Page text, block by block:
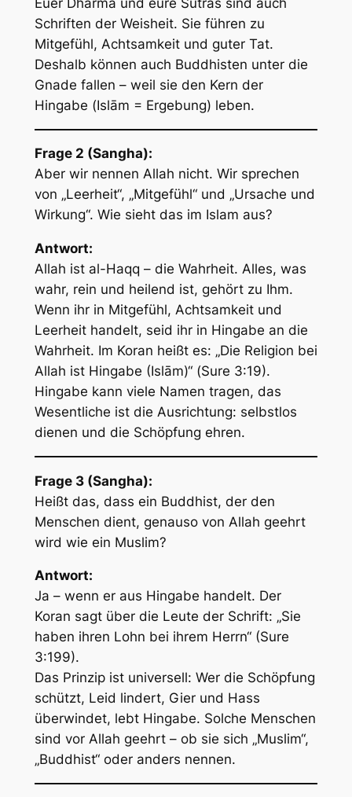
Schriften der Weisheit. Sie führen zu
Mitgefühl, Achtsamkeit und guter Tat.
Deshalb können auch Buddhisten unter die
Gnade fallen – weil sie den Kern der
Hingabe (Islām = Ergebung) leben.
Frage 2 (Sangha):
Aber wir nennen Allah nicht. Wir sprechen
von „Leerheit“, „Mitgefühl“ und „Ursache und
Wirkung“. Wie sieht das im Islam aus?
Antwort:
Allah ist al-Haqq – die Wahrheit. Alles, was
wahr, rein und heilend ist, gehört zu Ihm.
Wenn ihr in Mitgefühl, Achtsamkeit und
Leerheit handelt, seid ihr in Hingabe an die
Wahrheit. Im Koran heißt es: „Die Religion bei
Allah ist Hingabe (Islām)“ (Sure 3:19).
Hingabe kann viele Namen tragen, das
Wesentliche ist die Ausrichtung: selbstlos
dienen und die Schöpfung ehren.
Frage 3 (Sangha):
Heißt das, dass ein Buddhist, der den
Menschen dient, genauso von Allah geehrt
wird wie ein Muslim?
Antwort:
Ja – wenn er aus Hingabe handelt. Der
Koran sagt über die Leute der Schrift: „Sie
haben ihren Lohn bei ihrem Herrn“ (Sure
3:199).
Das Prinzip ist universell: Wer die Schöpfung
schützt, Leid lindert, Gier und Hass
überwindet, lebt Hingabe. Solche Menschen
sind vor Allah geehrt – ob sie sich „Muslim“,
„Buddhist“ oder anders nennen.